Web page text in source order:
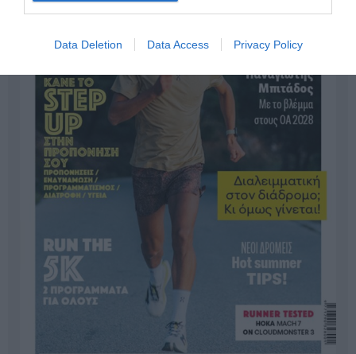
Data Deletion Data Access Privacy Policy